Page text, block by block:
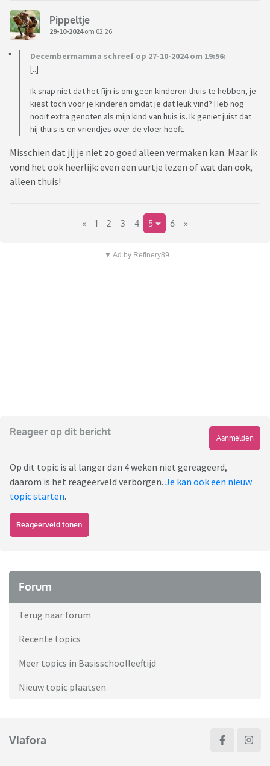
Pippeltje
29-10-2024om 02:26
Decembermamma schreef op 27-10-2024 om 19:56:
[..]
Ik snap niet dat het fijn is om geen kinderen thuis te hebben, je
kiest toch voor je kinderen omdat je dat leuk vind? Heb nog
nooit extra genoten als mijn kind van huis is. Ik geniet juist dat
hij thuis is en vriendjes over de vloer heeft.
Misschien dat jij je niet zo goed alleen vermaken kan. Maar ik
vond het ook heerlijk: even een uurtje lezen of wat dan ook,
alleen thuis!
« 1 2 3 4 5 6 »
▼ Ad by Refinery89
Reageer op dit bericht
Aanmelden
Op dit topic is al langer dan 4 weken niet gereageerd,
daarom is het reageerveld verborgen. Je kan ook een nieuw
topic starten.
Reageerveld tonen
Forum
Terug naar forum
Recente topics
Meer topics in Basisschoolleeftijd
Nieuw topic plaatsen
Viafora